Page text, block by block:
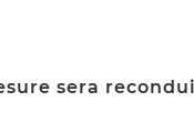
sera